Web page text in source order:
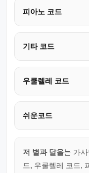
피아노 코드
기타 코드
우쿨렐레 코드
쉬운코드
저 별과 달을는 가
드, 우쿨렐레 코드,